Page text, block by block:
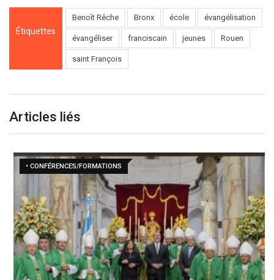
Étiquettes
:
Benoît Rêche Bronx école évangélisation
évangéliser franciscain jeunes Rouen
saint François
Articles liés
• CONFÉRENCES/FORMATIONS